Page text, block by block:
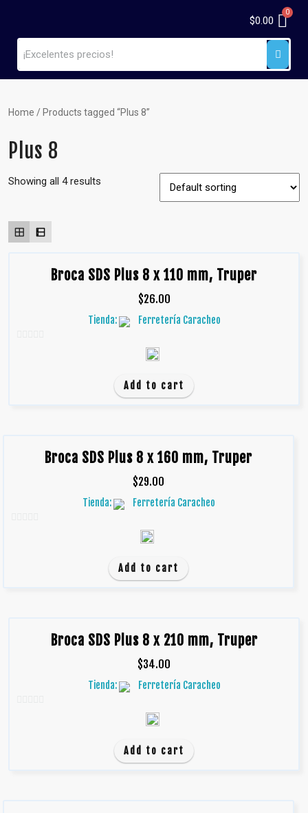
$0.00
Home / Products tagged “Plus 8”
Plus 8
Showing all 4 results
Broca SDS Plus 8 x 110 mm, Truper
$26.00
Tienda: Ferretería Caracheo
Add to cart
Broca SDS Plus 8 x 160 mm, Truper
$29.00
Tienda: Ferretería Caracheo
Add to cart
Broca SDS Plus 8 x 210 mm, Truper
$34.00
Tienda: Ferretería Caracheo
Add to cart